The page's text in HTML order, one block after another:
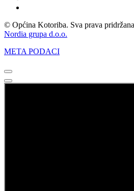
© Općina Kotoriba. Sva prava
Nordia grupa d.o.o.
META PODACI